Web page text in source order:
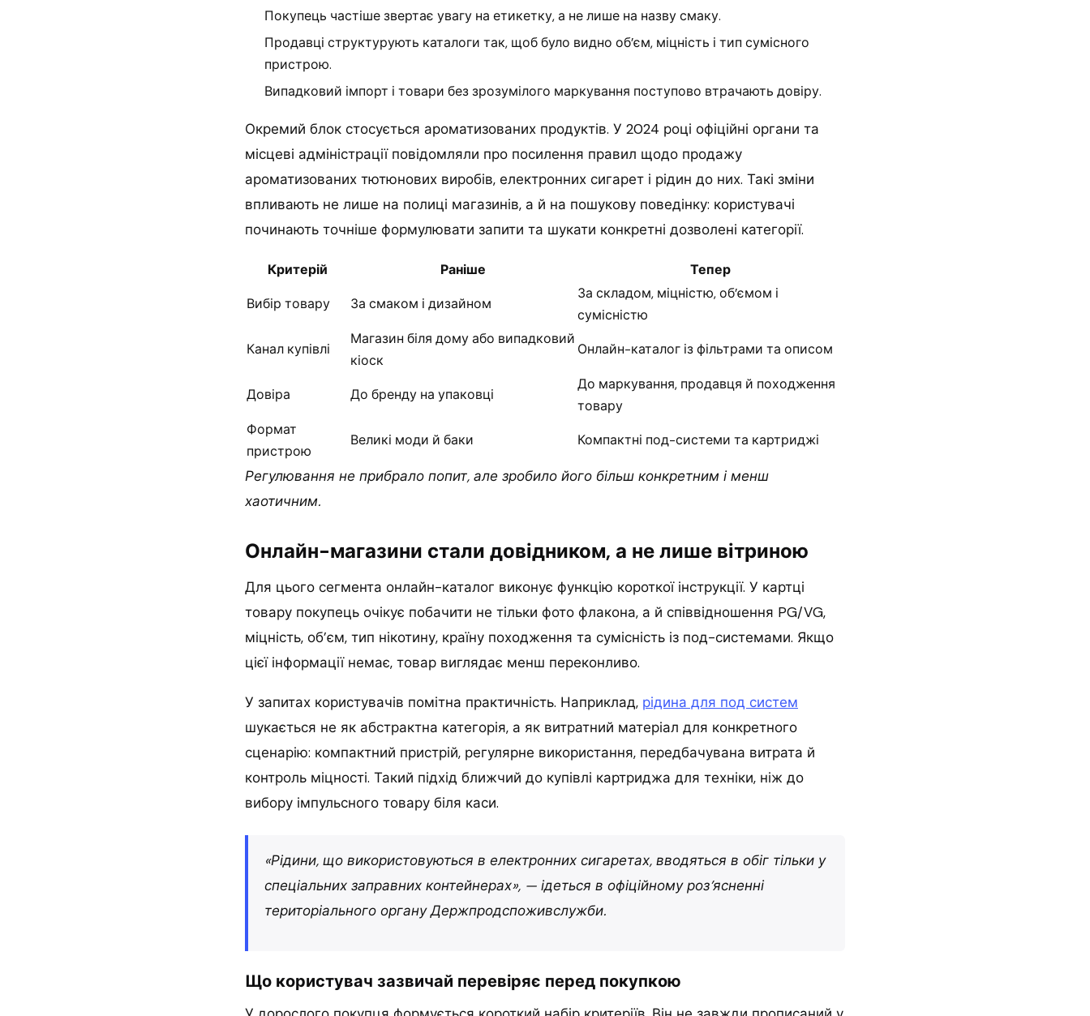
Покупець частіше звертає увагу на етикетку, а не лише на назву смаку.
Продавці структурують каталоги так, щоб було видно об’єм, міцність і тип сумісного
пристрою.
Випадковий імпорт і товари без зрозумілого маркування поступово втрачають довіру.
Окремий блок стосується ароматизованих продуктів. У 2024 році офіційні органи та
місцеві адміністрації повідомляли про посилення правил щодо продажу
ароматизованих тютюнових виробів, електронних сигарет і рідин до них. Такі зміни
впливають не лише на полиці магазинів, а й на пошукову поведінку: користувачі
починають точніше формулювати запити та шукати конкретні дозволені категорії.
Критерій Раніше
Тепер
Вибір товару
За смаком і дизайном
За складом, міцністю, об’ємом і
сумісністю
Канал купівлі
Магазин біля дому або випадковий
кіоск
Онлайн-каталог із фільтрами та описом
Довіра До бренду на упаковці
До маркування, продавця й походження
товару
Формат
пристрою
Великі моди й баки Компактні под-системи та картриджі
Регулювання не прибрало попит, але зробило його більш конкретним і менш
хаотичним.
Онлайн-магазини стали довідником, а не лише вітриною
Для цього сегмента онлайн-каталог виконує функцію короткої інструкції. У картці
товару покупець очікує побачити не тільки фото флакона, а й співвідношення PG/VG,
міцність, об’єм, тип нікотину, країну походження та сумісність із под-системами. Якщо
цієї інформації немає, товар виглядає менш переконливо.
У запитах користувачів помітна практичність. Наприклад, рідина для под систем
шукається не як абстрактна категорія, а як витратний матеріал для конкретного
сценарію: компактний пристрій, регулярне використання, передбачувана витрата й
контроль міцності. Такий підхід ближчий до купівлі картриджа для техніки, ніж до
вибору імпульсного товару біля каси.
«Рідини, що використовуються в електронних сигаретах, вводяться в обіг тільки у
спеціальних заправних контейнерах», — ідеться в офіційному роз’ясненні
територіального органу Держпродспоживслужби.
Що користувач зазвичай перевіряє перед покупкою